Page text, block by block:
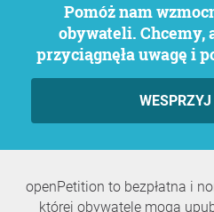
Pomóż nam wzmocnić uczestnictwo
obywateli. Chcemy,
przyciągnęła uwagę i
openPetition to bezpłatna i
której obywatele mogą